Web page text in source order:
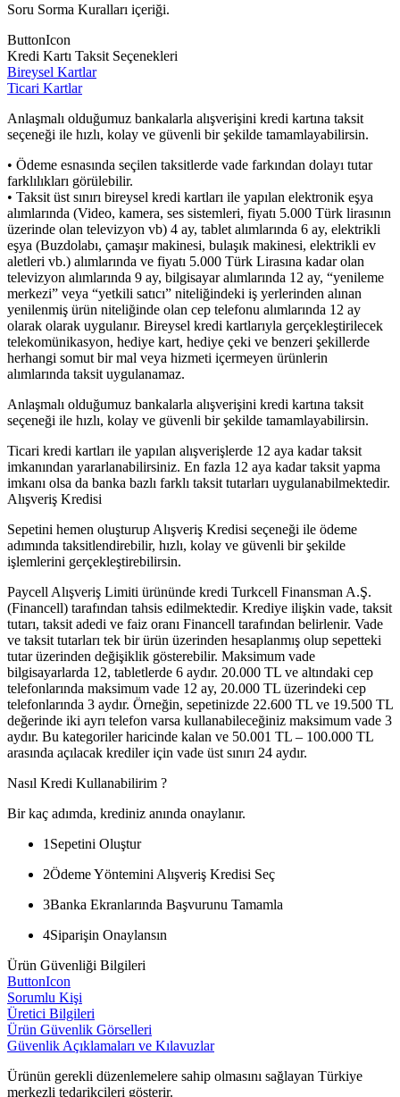
Soru Sorma Kuralları içeriği.
ButtonIcon
Kredi Kartı Taksit Seçenekleri
Bireysel Kartlar
Ticari Kartlar
Anlaşmalı olduğumuz bankalarla alışverişini kredi kartına taksit
seçeneği ile hızlı, kolay ve güvenli bir şekilde tamamlayabilirsin.
• Ödeme esnasında seçilen taksitlerde vade farkından dolayı tutar
farklılıkları görülebilir.
• Taksit üst sınırı bireysel kredi kartları ile yapılan elektronik eşya
alımlarında (Video, kamera, ses sistemleri, fiyatı 5.000 Türk lirasının
üzerinde olan televizyon vb) 4 ay, tablet alımlarında 6 ay, elektrikli
eşya (Buzdolabı, çamaşır makinesi, bulaşık makinesi, elektrikli ev
aletleri vb.) alımlarında ve fiyatı 5.000 Türk Lirasına kadar olan
televizyon alımlarında 9 ay, bilgisayar alımlarında 12 ay, “yenileme
merkezi” veya “yetkili satıcı” niteliğindeki iş yerlerinden alınan
yenilenmiş ürün niteliğinde olan cep telefonu alımlarında 12 ay
olarak olarak uygulanır. Bireysel kredi kartlarıyla gerçekleştirilecek
telekomünikasyon, hediye kart, hediye çeki ve benzeri şekillerde
herhangi somut bir mal veya hizmeti içermeyen ürünlerin
alımlarında taksit uygulanamaz.
Anlaşmalı olduğumuz bankalarla alışverişini kredi kartına taksit
seçeneği ile hızlı, kolay ve güvenli bir şekilde tamamlayabilirsin.
Ticari kredi kartları ile yapılan alışverişlerde 12 aya kadar taksit
imkanından yararlanabilirsiniz. En fazla 12 aya kadar taksit yapma
imkanı olsa da banka bazlı farklı taksit tutarları uygulanabilmektedir.
Alışveriş Kredisi
Sepetini hemen oluşturup Alışveriş Kredisi seçeneği ile ödeme
adımında taksitlendirebilir, hızlı, kolay ve güvenli bir şekilde
işlemlerini gerçekleştirebilirsin.
Paycell Alışveriş Limiti ürününde kredi Turkcell Finansman A.Ş.
(Financell) tarafından tahsis edilmektedir. Krediye ilişkin vade, taksit
tutarı, taksit adedi ve faiz oranı Financell tarafından belirlenir. Vade
ve taksit tutarları tek bir ürün üzerinden hesaplanmış olup sepetteki
tutar üzerinden değişiklik gösterebilir. Maksimum vade
bilgisayarlarda 12, tabletlerde 6 aydır. 20.000 TL ve altındaki cep
telefonlarında maksimum vade 12 ay, 20.000 TL üzerindeki cep
telefonlarında 3 aydır. Örneğin, sepetinizde 22.600 TL ve 19.500 TL
değerinde iki ayrı telefon varsa kullanabileceğiniz maksimum vade 3
aydır. Bu kategoriler haricinde kalan ve 50.001 TL – 100.000 TL
arasında açılacak krediler için vade üst sınırı 24 aydır.
Nasıl Kredi Kullanabilirim ?
Bir kaç adımda, krediniz anında onaylanır.
1 Sepetini Oluştur
2Ödeme Yöntemini Alışveriş Kredisi Seç
3Banka Ekranlarında Başvurunu Tamamla
4Siparişin Onaylansın
Ürün Güvenliği Bilgileri
ButtonIcon
Sorumlu Kişi
Üretici Bilgileri
Ürün Güvenlik Görselleri
Güvenlik Açıklamaları ve Kılavuzlar
Ürünün gerekli düzenlemelere sahip olmasını sağlayan Türkiye
merkezli tedarikçileri gösterir.